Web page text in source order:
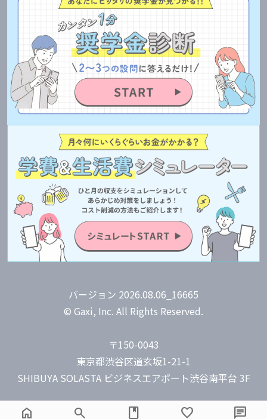
バージョン 2026.08.06_16665
© Gaxi, Inc. All Rights Reserved.
〒150-0043
東京都渋谷区道玄坂1-21-1
SHIBUYA SOLASTA ビジネスエアポート渋谷南平台 3F
home search book favorite chat